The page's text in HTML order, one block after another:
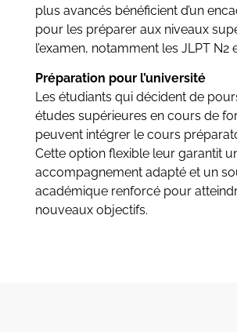
plus avancés bénéficient d’un
pour les préparer aux niveaux
l’examen, notamment les JLPT N2
Préparation pour l’université
Les étudiants qui décident de
études supérieures en cours de
peuvent intégrer le cours
Cette option flexible leur garantit
accompagnement adapté et un
académique renforcé pour
nouveaux objectifs.